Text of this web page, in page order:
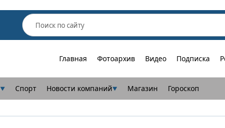
Главная Фотоархив Видео Подписка
▼ Спорт Новости компаний▼ Магазин Гороскоп